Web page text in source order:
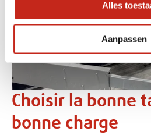
Alles
Aanpassen
Choisir la bonne
bonne charge